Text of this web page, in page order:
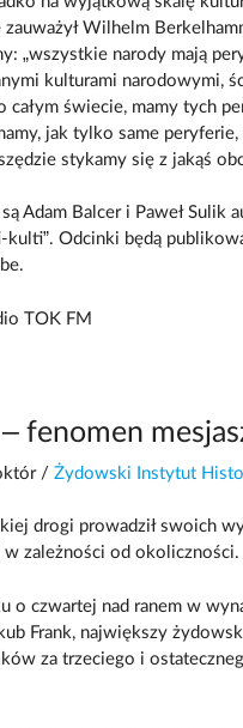
zauważył Wilhelm
„wszystkie narody mają
kulturami narodowymi,
całym świecie, mamy tych
jak tylko same
stykamy się z jakąś
Adam Balcer i Paweł Sulik
kulti”. Odcinki będą
TOK FM
fenomen
/ Żydowski Instytut
drogi prowadził swoich
zależności od okoliczności.
o czwartej nad ranem w
Frank, największy
za trzeciego i